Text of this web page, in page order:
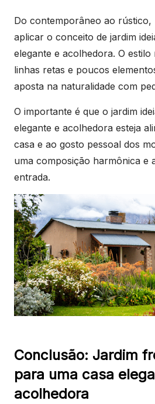
Do contemporâneo ao rústico,
aplicar o conceito de jardim
elegante e acolhedora. O
linhas retas e poucos
aposta na naturalidade com
O importante é que o jardim
elegante e acolhedora esteja
casa e ao gosto pessoal dos
uma composição harmônica e
entrada.
Conclusão: Jardim
para uma casa
acolhedora